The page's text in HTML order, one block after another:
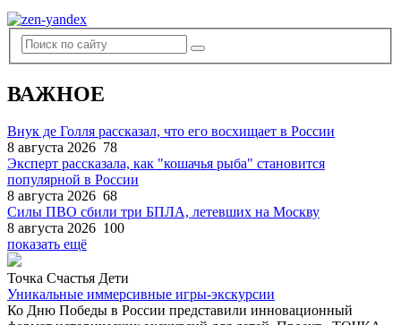
ВАЖНОЕ
Внук де Голля рассказал, что его восхищает в России
8 августа 2026 78
Эксперт рассказала, как "кошачья рыба" становится
популярной в России
8 августа 2026 68
Силы ПВО сбили три БПЛА, летевших на Москву
8 августа 2026 100
показать ещё
Точка Счастья Дети
Уникальные иммерсивные игры-экскурсии
Ко Дню Победы в России представили инновационный